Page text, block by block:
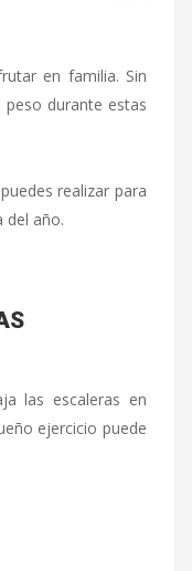
en familia. Sin
durante estas
realizar para
del año.
las escaleras en
ejercicio puede